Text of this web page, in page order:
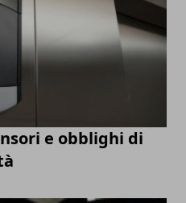
e obblighi di